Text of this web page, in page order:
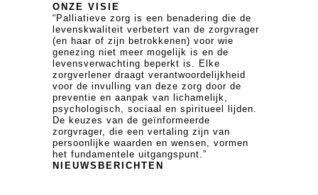
ONZE VISIE
“Palliatieve zorg is een benadering die de
levenskwaliteit verbetert van de zorgvrager
(en haar of zijn betrokkenen) voor wie
genezing niet meer mogelijk is en de
levensverwachting beperkt is. Elke
zorgverlener draagt verantwoordelijkheid
voor de invulling van deze zorg door de
preventie en aanpak van lichamelijk,
psychologisch, sociaal en spiritueel lijden.
De keuzes van de geïnformeerde
zorgvrager, die een vertaling zijn van
persoonlijke waarden en wensen, vormen
het fundamentele uitgangspunt.”
NIEUWSBERICHTEN